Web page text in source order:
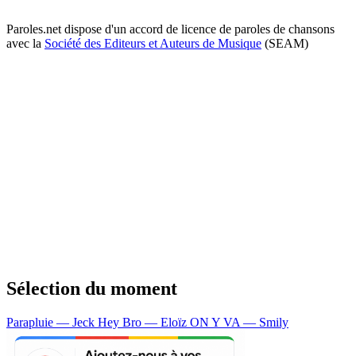
Paroles.net dispose d'un accord de licence de paroles de chansons
avec la Société des Editeurs et Auteurs de Musique (SEAM)
Sélection du moment
Parapluie — Jeck Hey Bro — Eloïz ON Y VA — Smily